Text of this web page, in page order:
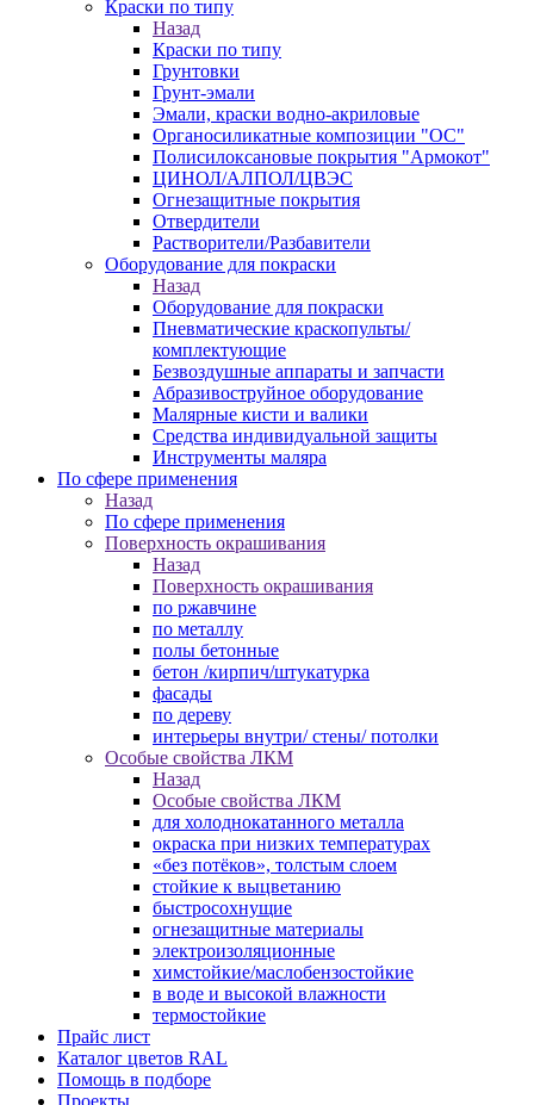
Краски по типу
Назад
Краски по типу
Грунтовки
Грунт-эмали
Эмали, краски водно-акриловые
Органосиликатные композиции "ОС"
Полисилоксановые покрытия "Армокот"
ЦИНОЛ/АЛПОЛ/ЦВЭС
Огнезащитные покрытия
Отвердители
Растворители/Разбавители
Оборудование для покраски
Назад
Оборудование для покраски
Пневматические краскопульты/
комплектующие
Безвоздушные аппараты и запчасти
Абразивоструйное оборудование
Малярные кисти и валики
Средства индивидуальной защиты
Инструменты маляра
По сфере применения
Назад
По сфере применения
Поверхность окрашивания
Назад
Поверхность окрашивания
по ржавчине
по металлу
полы бетонные
бетон /кирпич/штукатурка
фасады
по дереву
интерьеры внутри/ стены/ потолки
Особые свойства ЛКМ
Назад
Особые свойства ЛКМ
для холоднокатанного металла
окраска при низких температурах
«без потёков», толстым слоем
стойкие к выцветанию
быстросохнущие
огнезащитные материалы
электроизоляционные
химстойкие/маслобензостойкие
в воде и высокой влажности
термостойкие
Прайс лист
Каталог цветов RAL
Помощь в подборе
Проекты